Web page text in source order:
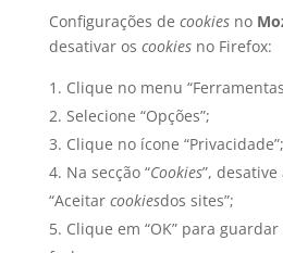
Configurações de cookiesno
desativar os cookiesno Firefox:
Clique no menu
Selecione “Opções”;
Clique no ícone “Privacidade”;
Na secção “Cookies”, desative
“Aceitar cookiesdos sites”;
Clique em “OK” para